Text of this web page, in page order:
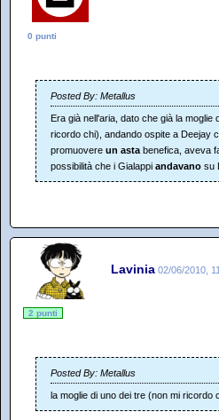
0 punti
Posted By: Metallus
Era già nell'aria, dato che già la moglie
ricordo chi), andando ospite a Deejay
promuovere un asta benefica, aveva
possibilità che i Gialappi andavano su
Lavinia 02/06/2010,
2 punti
Posted By: Metallus
la moglie di uno dei tre (non mi ricordo